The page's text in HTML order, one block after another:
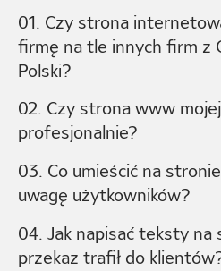
01. Czy strona
firmę na tle innych firm z
Polski?
02. Czy strona www
profesjonalnie?
03. Co umieścić na
uwagę użytkowników?
04. Jak napisać teksty
przekaz trafił do